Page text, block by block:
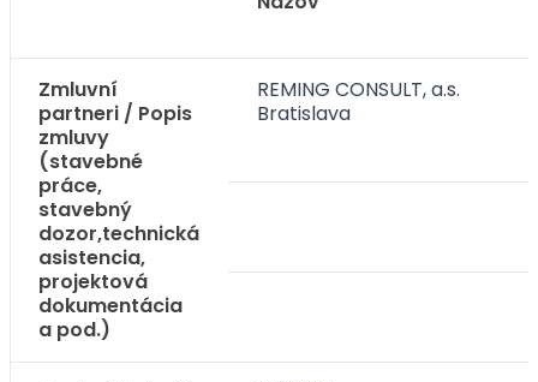
Zmluvní
partneri / Popis
zmluvy
(stavebné
práce,
stavebný
dozor,technická
asistencia,
projektová
dokumentácia
a pod.)
REMING CONSULT, a.s.
Bratislava